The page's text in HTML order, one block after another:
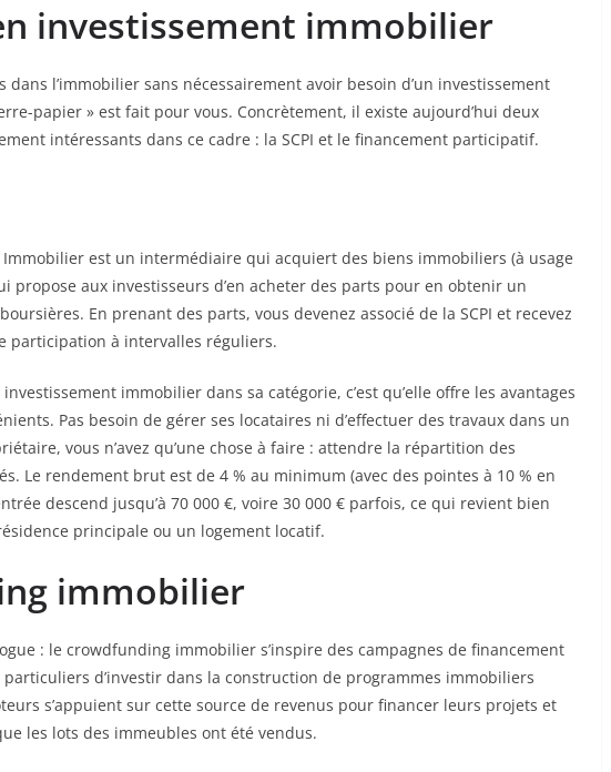
investissement immobilier
dans l’immobilier sans nécessairement avoir besoin d’un investissement
papier » est fait pour vous. Concrètement, il existe aujourd’hui deux
intéressants dans ce cadre : la SCPI et le financement participatif.
Immobilier est un intermédiaire qui acquiert des biens immobiliers (à usage
propose aux investisseurs d’en acheter des parts pour en obtenir un
En prenant des parts, vous devenez associé de la SCPI et recevez
participation à intervalles réguliers.
immobilier dans sa catégorie, c’est qu’elle offre les avantages
Pas besoin de gérer ses locataires ni d’effectuer des travaux dans un
vous n’avez qu’une chose à faire : attendre la répartition des
Le rendement brut est de 4 % au minimum (avec des pointes à 10 % en
descend jusqu’à 70 000 €, voire 30 000 € parfois, ce qui revient bien
principale ou un logement locatif.
immobilier
: le crowdfunding immobilier s’inspire des campagnes de financement
d’investir dans la construction de programmes immobiliers
s’appuient sur cette source de revenus pour financer leurs projets et
les lots des immeubles ont été vendus.